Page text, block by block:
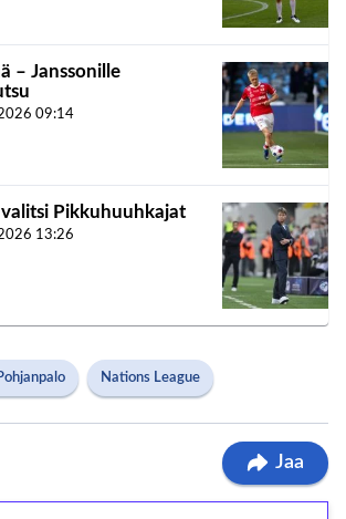
– Janssonille
09:14
Pikkuhuuhkajat
13:26
Nations League
Jaa